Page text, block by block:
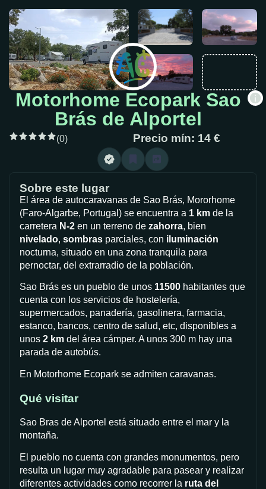
Motorhome Ecopark Sao
Brás de Alportel
(0) Precio mín: 14 €
Sobre este lugar
El área de autocaravanas de Sao Brás, Mororhome
(Faro-Algarbe, Portugal) se encuentra a 1 km de la
carretera N-2 en un terreno de zahorra, bien
nivelado, sombras parciales, con iluminación
nocturna, situado en una zona tranquila para
pernoctar, del extrarradio de la población.
Sao Brás es un pueblo de unos 11500 habitantes que
cuenta con los servicios de hostelería,
supermercados, panadería, gasolinera, farmacia,
estanco, bancos, centro de salud, etc, disponibles a
unos 2 km del área cámper. A unos 300 m hay una
parada de autobús.
En Motorhome Ecopark se admiten caravanas.
Qué visitar
Sao Bras de Alportel está situado entre el mar y la
montaña.
El pueblo no cuenta con grandes monumentos, pero
resulta un lugar muy agradable para pasear y realizar
diferentes actividades como recorrer la ruta del